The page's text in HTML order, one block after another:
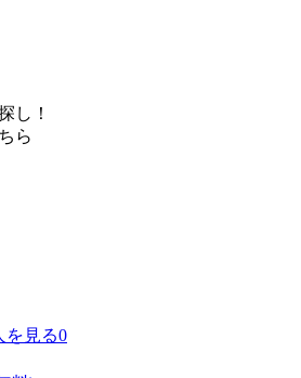
し！
ら
を見る0